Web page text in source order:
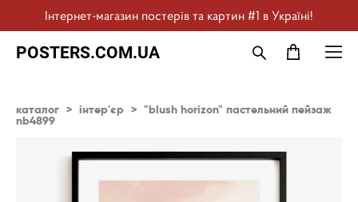
Інтернет-магазин постерів та картин #1 в Україні!
POSTERS.COM.UA
каталог > інтер'єр > "blush horizon" пастельний пейзаж
nb4899